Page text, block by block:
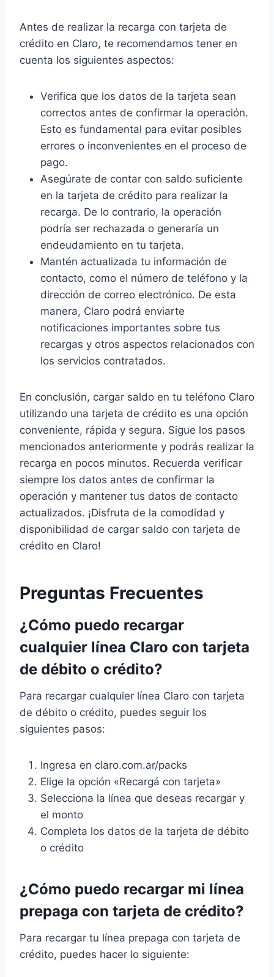
Antes de realizar la recarga con tarjeta de
crédito en Claro, te recomendamos tener en
cuenta los siguientes aspectos:
Verifica que los datos de la tarjeta sean
correctos antes de confirmar la operación.
Esto es fundamental para evitar posibles
errores o inconvenientes en el proceso de
pago.
Asegúrate de contar con saldo suficiente
en la tarjeta de crédito para realizar la
recarga. De lo contrario, la operación
podría ser rechazada o generaría un
endeudamiento en tu tarjeta.
Mantén actualizada tu información de
contacto, como el número de teléfono y la
dirección de correo electrónico. De esta
manera, Claro podrá enviarte
notificaciones importantes sobre tus
recargas y otros aspectos relacionados con
los servicios contratados.
En conclusión, cargar saldo en tu teléfono Claro
utilizando una tarjeta de crédito es una opción
conveniente, rápida y segura. Sigue los pasos
mencionados anteriormente y podrás realizar la
recarga en pocos minutos. Recuerda verificar
siempre los datos antes de confirmar la
operación y mantener tus datos de contacto
actualizados. ¡Disfruta de la comodidad y
disponibilidad de cargar saldo con tarjeta de
crédito en Claro!
Preguntas Frecuentes
¿Cómo puedo recargar
cualquier línea Claro con tarjeta
de débito o crédito?
Para recargar cualquier línea Claro con tarjeta
de débito o crédito, puedes seguir los
siguientes pasos:
Ingresa en claro.com.ar/packs
Elige la opción «Recargá con tarjeta»
Selecciona la línea que deseas recargar y
el monto
Completa los datos de la tarjeta de débito
o crédito
¿Cómo puedo recargar mi línea
prepaga con tarjeta de crédito?
Para recargar tu línea prepaga con tarjeta de
crédito, puedes hacer lo siguiente: